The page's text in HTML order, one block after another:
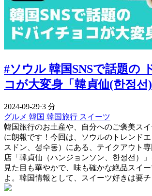
#ソウル 韓国SNSで話題の
コが大変身「韓貞仙(한정선)
2024-09-29·3 分
グルメ 韓国 韓国旅行 スイーツ
韓国旅行のお土産や、自分へのご褒美ス
に朗報です！今回は、ソウルのトレンド
スドン、성수동）にある、テイクアウト
店「韓貞仙（ハンジョンソン、한정선）」
見た目も華やかで、味も確かな絶品スイ
よ。韓国情報として、スイーツ好きは要チ